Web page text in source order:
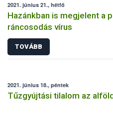
2021. június 21., hétfő
Hazánkban is megjelent a
ráncosodás vírus
TOVÁBB
2021. június 18., péntek
Tűzgyújtási tilalom az